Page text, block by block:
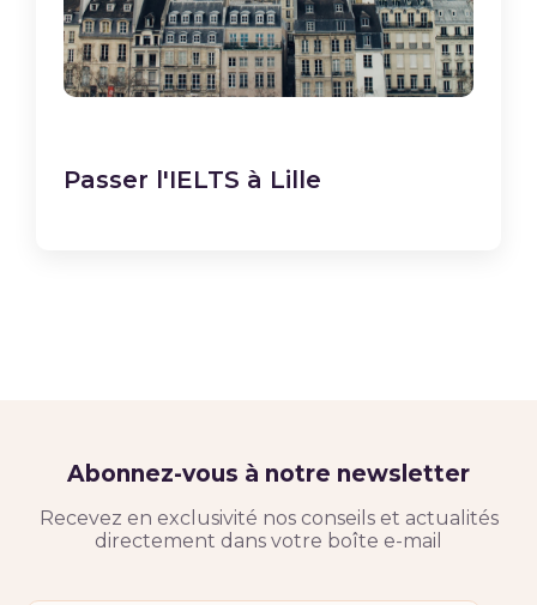
Passer l'IELTS à Lille
Abonnez-vous à notre newsletter
Recevez en exclusivité nos conseils et actualités
directement dans votre boîte e-mail